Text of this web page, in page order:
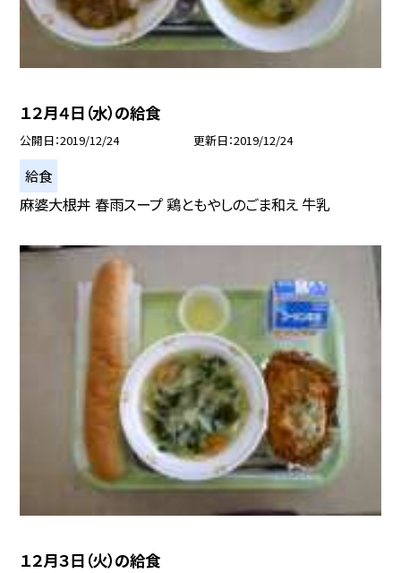
１２月４日（水）の給食
公開日 2019/12/24 更新日 2019/12/24
給食
麻婆大根丼 春雨スープ 鶏ともやしのごま和え 牛乳
１２月３日（火）の給食